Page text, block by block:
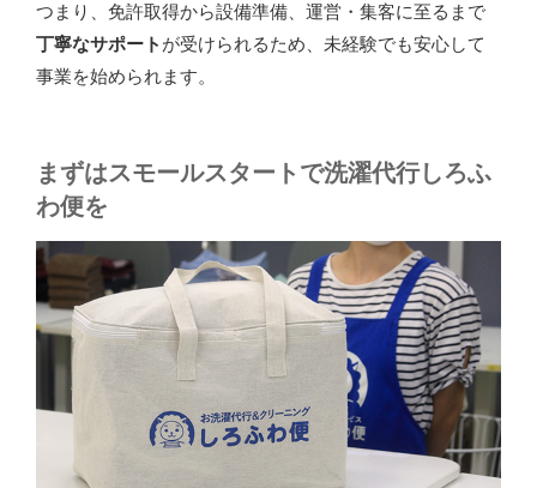
つまり、免許取得から設備準備、運営・集客に至るまで
丁寧なサポート が受けられるため、未経験でも安心して
事業を始められます。
まずはスモールスタートで洗濯代行しろふ
わ便を